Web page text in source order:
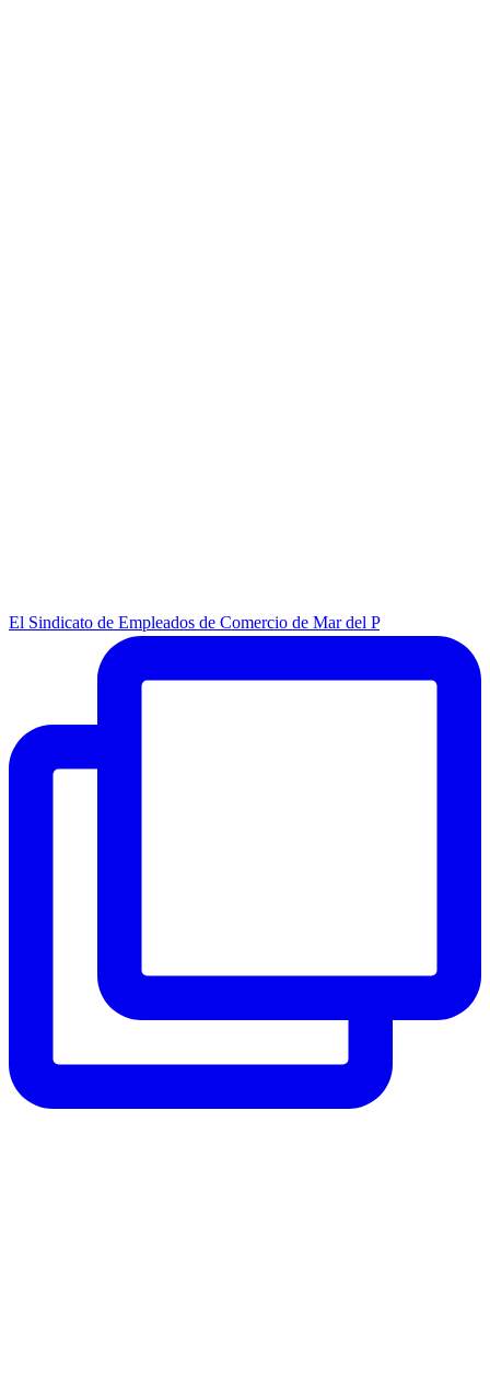
El Sindicato de Empleados de Comercio de Mar del P